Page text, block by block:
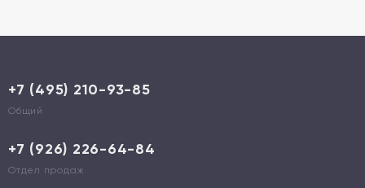
+7 (495) 210-93-85
Общий
+7 (926) 226-64-84
Отдел продаж